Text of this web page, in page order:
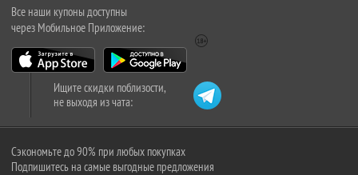
Все наши купоны доступны
через Мобильное Приложение:
Ищите скидки поблизости,
не выходя из чата:
Сэкономьте до 90% при любых покупках
Подпишитесь на самые выгодные предложения